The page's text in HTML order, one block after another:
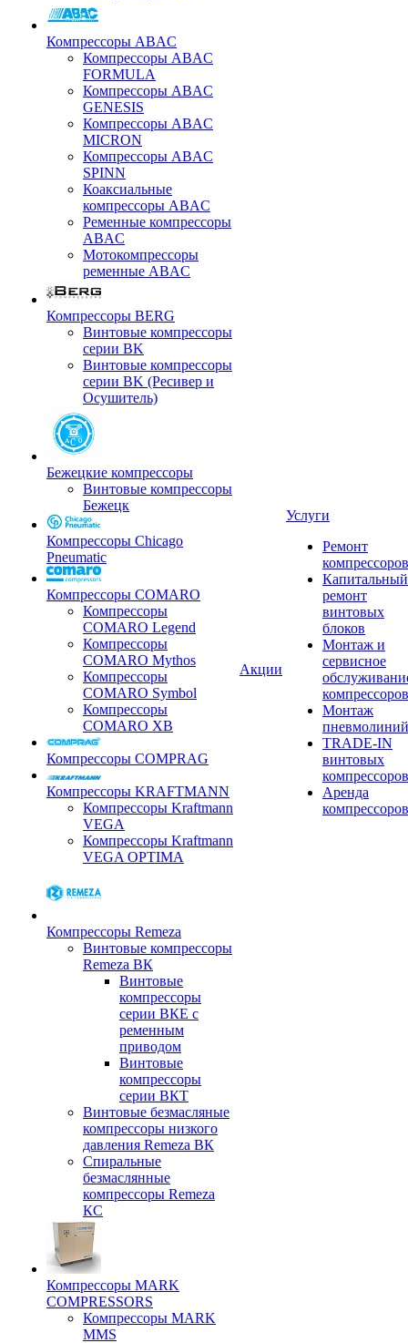
Компрессоры ABAC
Компрессоры ABAC
FORMULA
Компрессоры ABAC
GENESIS
Компрессоры ABAC
MICRON
Компрессоры ABAC
SPINN
Коаксиальные
компрессоры ABAC
Ременные компрессоры
ABAC
Мотокомпрессоры
ременные ABAC
Компрессоры BERG
Винтовые компрессоры
серии BK
Винтовые компрессоры
серии BK (Ресивер и
Осушитель)
Бежецкие компрессоры
Винтовые компрессоры
Бежецк
Компрессоры Chicago
Pneumatic
Компрессоры COMARO
Компрессоры
COMARO Legend
Компрессоры
COMARO Mythos
Компрессоры
COMARO Symbol
Компрессоры
COMARO XB
Компрессоры COMPRAG
Компрессоры KRAFTMANN
Компрессоры Kraftmann
VEGA
Компрессоры Kraftmann
VEGA OPTIMA
Компрессоры Remeza
Винтовые компрессоры
Remeza ВК
Винтовые
компрессоры
серии ВКЕ с
ременным
приводом
Винтовые
компрессоры
серии ВКТ
Винтовые безмасляные
компрессоры низкого
давления Remeza ВК
Спиральные
безмаслянные
компрессоры Remeza
КС
Компрессоры MARK
COMPRESSORS
Компрессоры MARK
MMS
Акции
Услуги
Ремонт
компрессоров
Капитальный
ремонт
винтовых
блоков
Монтаж и
сервисное
компрессоров
Монтаж
пневмолиний
TRADE-IN
винтовых
компрессоров
Аренда
компрессоров